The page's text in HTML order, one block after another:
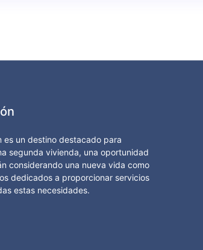
es un destino destacado para
segunda vivienda, una oportunidad
considerando una nueva vida como
dedicados a proporcionar servicios
estas necesidades.